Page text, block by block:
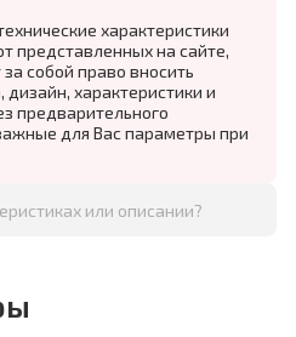
характеристики
представленных на сайте,
собой право вносить
характеристики и
предварительного
для Вас параметры при
или описании?